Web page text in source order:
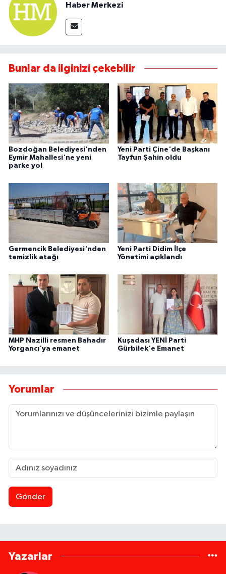
Haber Merkezi
Bunlar da ilginizi çekebilir
Bozdoğan Belediyesi'nden
Eymir Mahallesi'ne yeni
parke yol
Yeni Parti Çine'de Başkanı
Tayfun Şahin oldu
Germencik Belediyesi'nden
temizlik atağı
Yeni Parti Didim İlçe
Yönetimi açıklandı
MHP Nazilli resmen Bahadır
Yorgancı'ya emanet
Kuşadası YENİ Parti
Gürbilek'e Emanet
Yorumlar
Gönder
Yazarlar